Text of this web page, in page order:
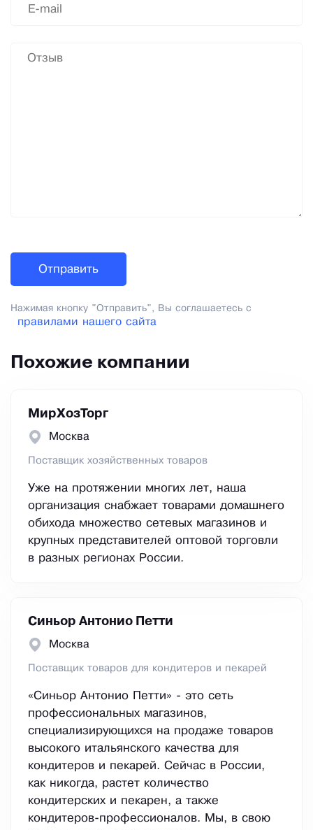
Нажимая кнопку "Отправить", Вы соглашаетесь с
правилами нашего сайта
Похожие компании
МирХозТорг
Москва
Поставщик хозяйственных товаров
Уже на протяжении многих лет, наша
организация снабжает товарами домашнего
обихода множество сетевых магазинов и
крупных представителей оптовой торговли
в разных регионах России.
Синьор Антонио Петти
Москва
Поставщик товаров для кондитеров и пекарей
«Синьор Антонио Петти» - это сеть
профессиональных магазинов,
специализирующихся на продаже товаров
высокого итальянского качества для
кондитеров и пекарей. Сейчас в России,
как никогда, растет количество
кондитерских и пекарен, а также
кондитеров-профессионалов. Мы, в свою